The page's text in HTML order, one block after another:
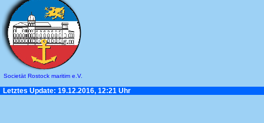
Societät Rostock maritim e.V.
Letztes Update: 19.12.2016, 12:21 Uhr